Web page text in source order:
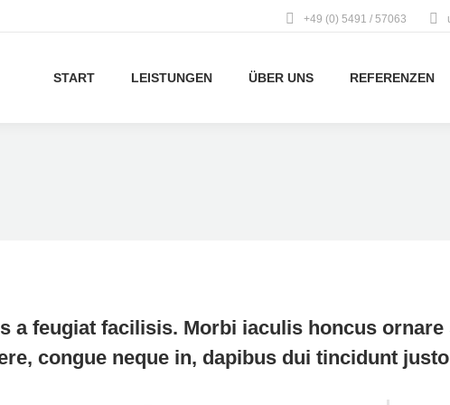
+49 (0) 5491 / 57063
START LEISTUNGEN ÜBER UNS REFERENZEN
a feugiat facilisis. Morbi iaculis honcus ornare
congue neque in, dapibus dui tincidunt